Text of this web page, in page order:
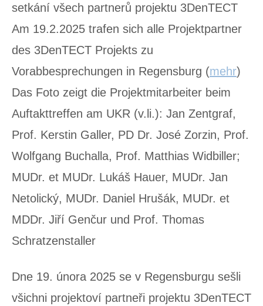
setkání všech partnerů projektu 3DenTECT
Am 19.2.2025 trafen sich alle Projektpartner
des 3DenTECT Projekts zu
Vorabbesprechungen in Regensburg (mehr)
Das Foto zeigt die Projektmitarbeiter beim
Auftakttreffen am UKR (v.li.): Jan Zentgraf,
Prof. Kerstin Galler, PD Dr. José Zorzin, Prof.
Wolfgang Buchalla, Prof. Matthias Widbiller;
MUDr. et MUDr. Lukáš Hauer, MUDr. Jan
Netolický, MUDr. Daniel Hrušák, MUDr. et
MDDr. Jiří Genčur und Prof. Thomas
Schratzenstaller
Dne 19. února 2025 se v Regensburgu sešli
všichni projektoví partneři projektu 3DenTECT